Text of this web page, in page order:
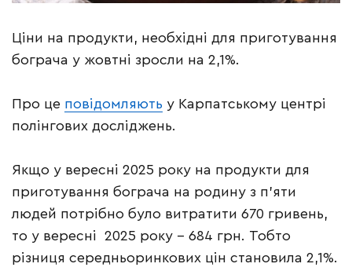
Ціни на продукти, необхідні для приготування
бограча у жовтні зросли на 2,1%.
Про це повідомляють у Карпатському центрі
полінгових досліджень.
Якщо у вересні 2025 року на продукти для
приготування бограча на родину з п’яти
людей потрібно було витратити 670 гривень,
то у вересні 2025 року – 684 грн. Тобто
різниця середньоринкових цін становила 2,1%.